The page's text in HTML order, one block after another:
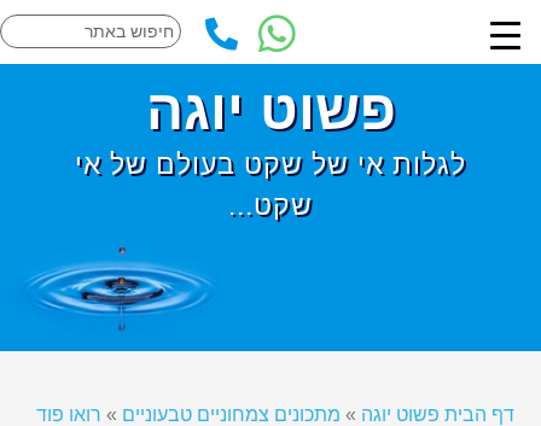
פשוט יוגה
לגלות אי של שקט בעולם של אי
שקט...
דף הבית פשוט יוגה » מתכונים צמחוניים טבעוניים » רואו פוד